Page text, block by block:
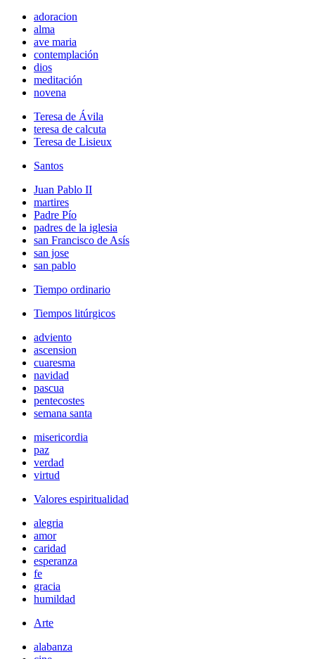
adoracion
alma
ave maria
contemplación
dios
meditación
novena
Teresa de Ávila
teresa de calcuta
Teresa de Lisieux
Santos
Juan Pablo II
martires
Padre Pío
padres de la iglesia
san Francisco de Asís
san jose
san pablo
Tiempo ordinario
Tiempos litúrgicos
adviento
ascension
cuaresma
navidad
pascua
pentecostes
semana santa
misericordia
paz
verdad
virtud
Valores espiritualidad
alegria
amor
caridad
esperanza
fe
gracia
humildad
Arte
alabanza